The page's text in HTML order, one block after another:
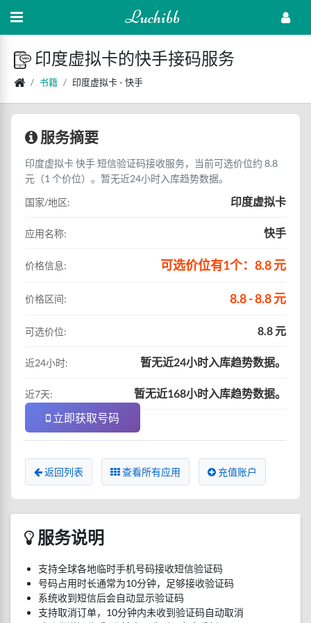
Luchibb
印度虚拟卡的快手接码服务
书籍 印度虚拟卡 - 快手
服务摘要
印度虚拟卡 快手 短信验证码接收服务，当前可选价位约 8.8
元（1 个价位）。暂无近24小时入库趋势数据。
国家/地区:
印度虚拟卡
应用名称: 快手
价格信息: 可选价位有1个：8.8 元
价格区间: 8.8 - 8.8 元
可选价位: 8.8 元
近24小时: 暂无近24小时入库趋势数据。
近7天:
暂无近168小时入库趋势数据。
立即获取号码
返回列表 查看所有应用 充值账户
服务说明
支持全球各地临时手机号码接收短信验证码
号码占用时长通常为10分钟，足够接收验证码
系统收到短信后会自动显示验证码
支持取消订单，10分钟内未收到验证码自动取消